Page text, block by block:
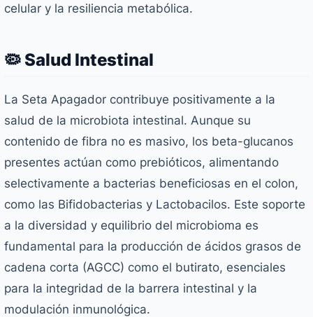
celular y la resiliencia metabólica.
🦠 Salud Intestinal
La Seta Apagador contribuye positivamente a la
salud de la microbiota intestinal. Aunque su
contenido de fibra no es masivo, los beta-glucanos
presentes actúan como prebióticos, alimentando
selectivamente a bacterias beneficiosas en el colon,
como las Bifidobacterias y Lactobacilos. Este soporte
a la diversidad y equilibrio del microbioma es
fundamental para la producción de ácidos grasos de
cadena corta (AGCC) como el butirato, esenciales
para la integridad de la barrera intestinal y la
modulación inmunológica.